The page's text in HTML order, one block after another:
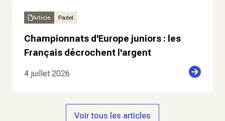
Article Padel
Championnats d'Europe juniors : les
Français décrochent l'argent
4 juillet 2026
Voir tous les articles